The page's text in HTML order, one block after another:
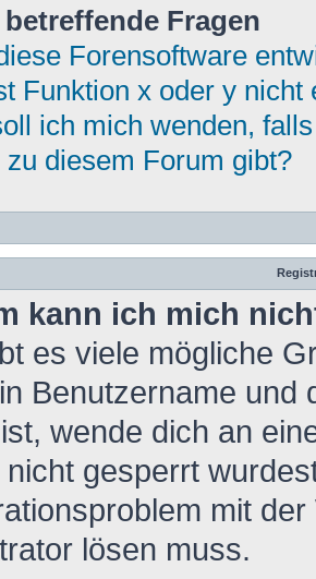
Fragen
Forensoftware
Funktion x oder y nicht
ich mich wenden,
diesem Forum gibt?
kann ich mich
es viele mögliche
Benutzername und
wende dich an
gesperrt
mit
lösen muss.